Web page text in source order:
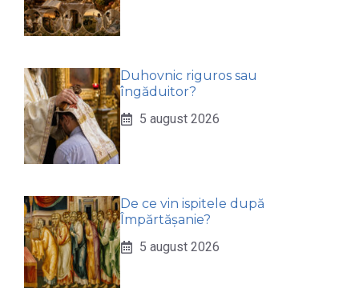
Duhovnic riguros sau
îngăduitor?
5 august 2026
De ce vin ispitele după
Împărtășanie?
5 august 2026